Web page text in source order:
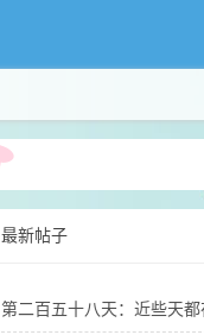
最新帖子
第二百五十八天：近些天